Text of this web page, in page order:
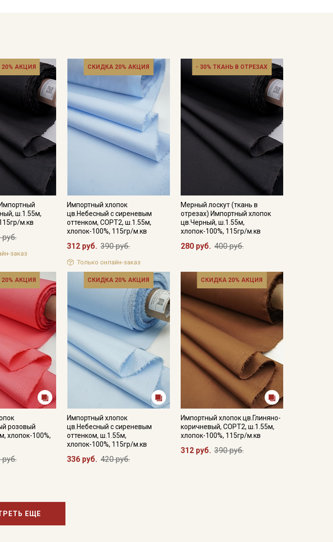
АКЦИЯ
ш.1.55м,
м.кв
руб.
заказ
СКИДКА 20% АКЦИЯ
Импортный хлопок
цв.Небесный с сиреневым
оттенком, СОРТ2, ш.1.55м,
хлопок-100%, 115гр/м.кв
312 руб. 390 руб.
Только онлайн-заказ
- 30% ТКАНЬ В ОТРЕЗАХ
Мерный лоскут (ткань в
отрезах) Импортный хлопок
цв.Черный, ш.1.55м,
хлопок-100%, 115гр/м.кв
280 руб. 400 руб.
АКЦИЯ
розовый
хлопок-100%,
руб.
СКИДКА 20% АКЦИЯ
Импортный хлопок
цв.Небесный с сиреневым
оттенком, ш.1.55м,
хлопок-100%, 115гр/м.кв
336 руб. 420 руб.
СКИДКА 20% АКЦИЯ
Импортный хлопок цв.Глиняно-
коричневый, СОРТ2, ш.1.55м,
хлопок-100%, 115гр/м.кв
312 руб. 390 руб.
ЕЩЕ
от
дополнительные
до 30% на узкие
тканей
обработки персональных
обработку персональных